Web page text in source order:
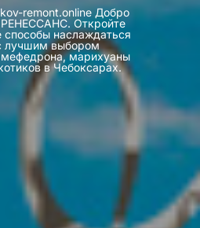
remont.online Добро
РЕНЕССАНС. Откройте
способы наслаждаться
лучшим выбором
мефедрона, марихуаны
в Чебоксарах.